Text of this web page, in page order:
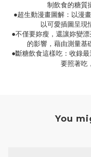
制飲食的糖質
●超生動漫畫圖解：以漫
以可愛插圖呈現
●不僅要妳瘦，還讓妳變
的影響，藉由測量基
●斷糖飲食這樣吃： 收錄
要照著吃
You